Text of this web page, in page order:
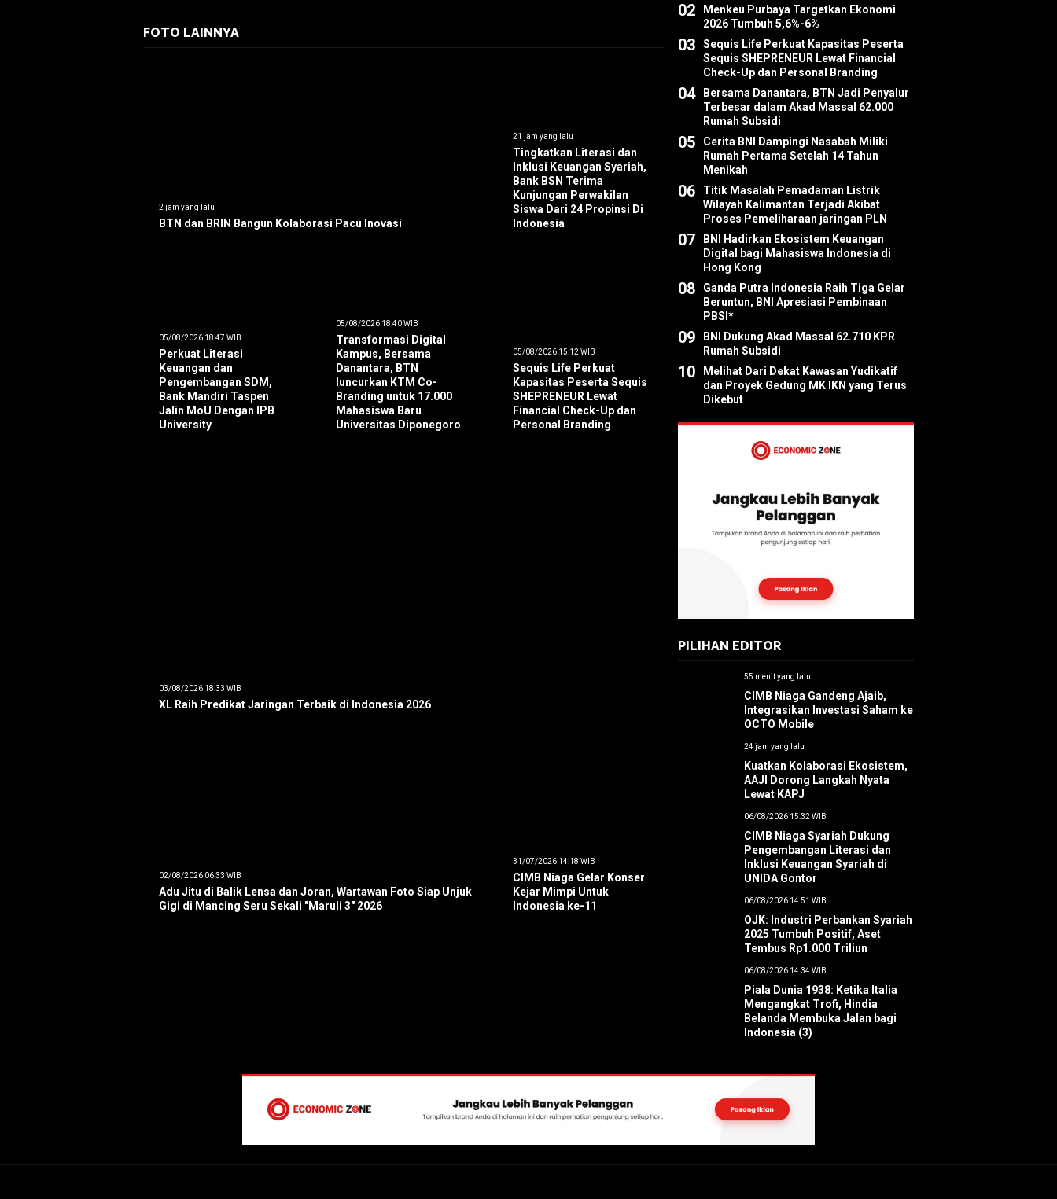
FOTO LAINNYA
2 jam yang lalu
BTN dan BRIN Bangun Kolaborasi Pacu Inovasi
21 jam yang lalu
Tingkatkan Literasi dan
Inklusi Keuangan Syariah,
Bank BSN Terima
Kunjungan Perwakilan
Siswa Dari 24 Propinsi Di
Indonesia
05/08/2026 18:47 WIB
Perkuat Literasi
Keuangan dan
Pengembangan SDM,
Bank Mandiri Taspen
Jalin MoU Dengan IPB
University
05/08/2026 18:40 WIB
Transformasi Digital
Kampus, Bersama
Danantara, BTN
luncurkan KTM Co-
Branding untuk 17.000
Mahasiswa Baru
Universitas Diponegoro
05/08/2026 15:12 WIB
Sequis Life Perkuat
Kapasitas Peserta Sequis
SHEPRENEUR Lewat
Financial Check-Up dan
Personal Branding
03/08/2026 18:33 WIB
XL Raih Predikat Jaringan Terbaik di Indonesia 2026
02/08/2026 06:33 WIB
Adu Jitu di Balik Lensa dan Joran, Wartawan Foto Siap Unjuk
Gigi di Mancing Seru Sekali "Maruli 3" 2026
31/07/2026 14:18 WIB
CIMB Niaga Gelar Konser
Kejar Mimpi Untuk
Indonesia ke-11
02
Menkeu Purbaya Targetkan Ekonomi
2026 Tumbuh 5,6%-6%
03
Sequis Life Perkuat Kapasitas Peserta
Sequis SHEPRENEUR Lewat Financial
Check-Up dan Personal Branding
04
Bersama Danantara, BTN Jadi Penyalur
Terbesar dalam Akad Massal 62.000
Rumah Subsidi
05
Cerita BNI Dampingi Nasabah Miliki
Rumah Pertama Setelah 14 Tahun
Menikah
06
Titik Masalah Pemadaman Listrik
Wilayah Kalimantan Terjadi Akibat
Proses Pemeliharaan jaringan PLN
07
BNI Hadirkan Ekosistem Keuangan
Digital bagi Mahasiswa Indonesia di
Hong Kong
08
Ganda Putra Indonesia Raih Tiga Gelar
Beruntun, BNI Apresiasi Pembinaan
PBSI*
09
BNI Dukung Akad Massal 62.710 KPR
Rumah Subsidi
10
Melihat Dari Dekat Kawasan Yudikatif
dan Proyek Gedung MK IKN yang Terus
Dikebut
PILIHAN EDITOR
55 menit yang lalu
CIMB Niaga Gandeng Ajaib,
Integrasikan Investasi Saham ke
OCTO Mobile
24 jam yang lalu
Kuatkan Kolaborasi Ekosistem,
AAJI Dorong Langkah Nyata
Lewat KAPJ
06/08/2026 15:32 WIB
CIMB Niaga Syariah Dukung
Pengembangan Literasi dan
Inklusi Keuangan Syariah di
UNIDA Gontor
06/08/2026 14:51 WIB
OJK: Industri Perbankan Syariah
2025 Tumbuh Positif, Aset
Tembus Rp1.000 Triliun
06/08/2026 14:34 WIB
Piala Dunia 1938: Ketika Italia
Mengangkat Trofi, Hindia
Belanda Membuka Jalan bagi
Indonesia (3)